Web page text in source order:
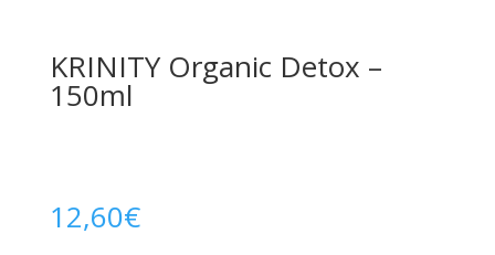
KRINITY Organic Detox –
150ml
12,60€